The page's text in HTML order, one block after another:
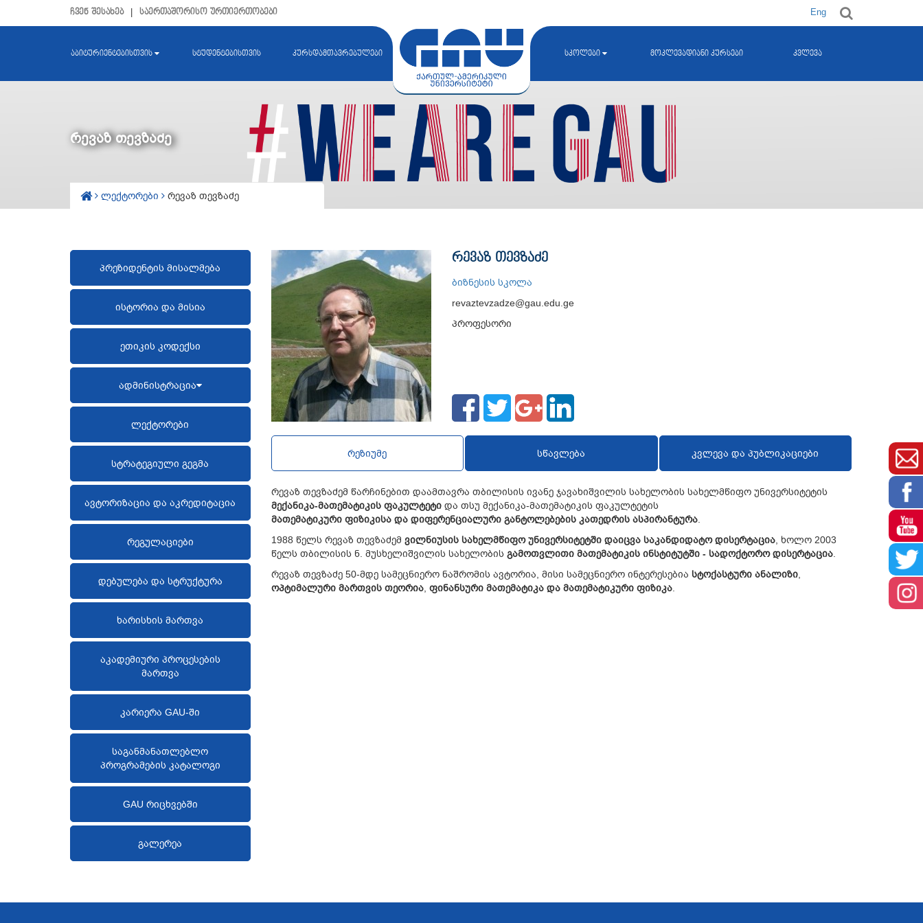
ჩვენ შესახებ საერთაშორისო ურთიერთობები Eng
აბიტურიენტებისთვის სტუდენტებისთვის კურსდამთავრებულები სკოლები მოკლევადიანი კურსები კვლევა
რევაზ თევზაძე
ლექტორები რევაზ თევზაძე
პრეზიდენტის მისალმება
ისტორია და მისია
ეთიკის კოდექსი
ადმინისტრაცია
ლექტორები
სტრატეგიული გეგმა
ავტორიზაცია და აკრედიტაცია
რეგულაციები
დებულება და სტრუქტურა
ხარისხის მართვა
აკადემიური პროცესების
მართვა
კარიერა GAU-ში
საგანმანათლებლო
პროგრამების კატალოგი
GAU რიცხვებში
გალერეა
რევაზ თევზაძე
ბიზნესის სკოლა
revaztevzadze@gau.edu.ge
პროფესორი
რეზიუმე სწავლება კვლევა და პუბლიკაციები
რევაზ თევზაძემ წარჩინებით დაამთავრა თბილისის ივანე ჯავახიშვილის სახელობის სახელმწიფო უნივერსიტეტის
მექანიკა-მათემატიკის ფაკულტეტიდა თსუ მექანიკა-მათემატიკის ფაკულტეტის
მათემატიკური ფიზიკისა და დიფერენციალური განტოლებების კათედრის ასპირანტურა.
1988 წელს რევაზ თევზაძემ ვილნიუსის სახელმწიფო უნივერსიტეტში დაიცვა საკანდიდატო დისერტაცია, ხოლო 2003
წელს თბილისის ნ. მუსხელიშვილის სახელობის გამოთვლითი მათემატიკის ინსტიტუტში- სადოქტორო დისერტაცია.
რევაზ თევზაძე 50-მდე სამეცნიერო ნაშრომის ავტორია, მისი სამეცნიერო ინტერესებია სტოქასტური ანალიზი,
ოპტიმალური მართვის თეორია, ფინანსური მათემატიკა და მათემატიკური ფიზიკა.